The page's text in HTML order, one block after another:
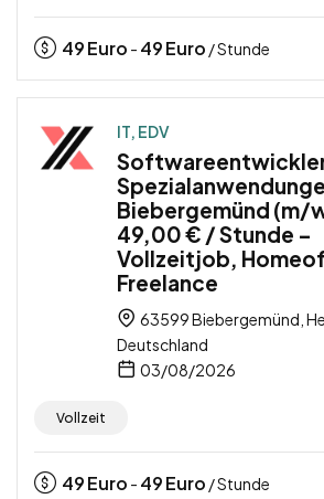
49Euro - 49Euro / Stunde
IT, EDV
Biebergemünd (m/
49,00 € / Stunde –
Vollzeitjob,
Freelance
63599 Biebergemünd,
Deutschland
03/08/2026
Vollzeit
49Euro - 49Euro / Stunde